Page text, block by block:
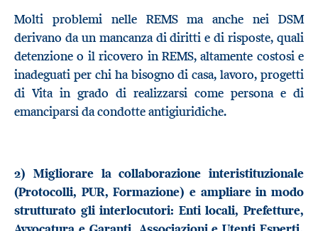
Molti problemi nelle REMS ma anche nei DSM
derivano da un mancanza di diritti e di risposte, quali
detenzione o il ricovero in REMS, altamente costosi e
inadeguati per chi ha bisogno di casa, lavoro, progetti
di Vita in grado di realizzarsi come persona e di
emanciparsi da condotte antigiuridiche.
2) Migliorare la collaborazione interistituzionale
(Protocolli, PUR, Formazione) e ampliare in modo
strutturato gli interlocutori: Enti locali, Prefetture,